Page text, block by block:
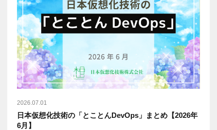
2026.07.01
日本仮想化技術の「とことんDevOps」まとめ【2026年
6月】